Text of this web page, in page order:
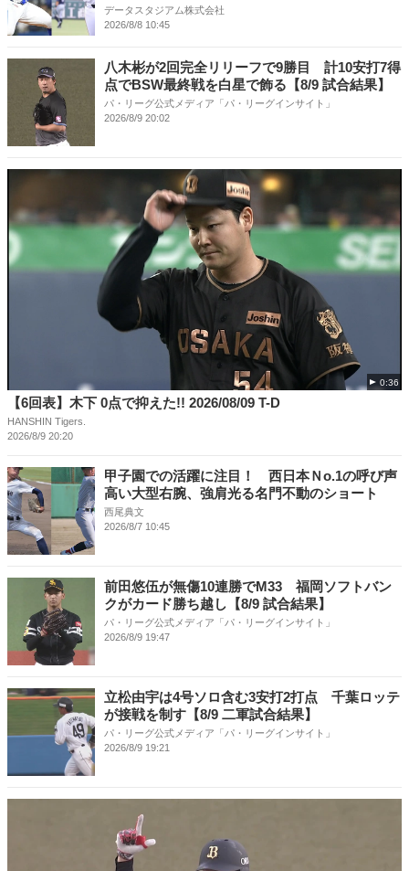
データスタジアム株式会社
2026/8/8 10:45
八木彬が2回完全リリーフで9勝目 計10安打7得
点でBSW最終戦を白星で飾る【8/9 試合結果】
パ・リーグ公式メディア「パ・リーグインサイト」
2026/8/9 20:02
0:36
【6回表】木下 0点で抑えた!! 2026/08/09 T-D
HANSHIN Tigers.
2026/8/9 20:20
甲子園での活躍に注目！ 西日本Ｎo.1の呼び声
高い大型右腕、強肩光る名門不動のショート
西尾典文
2026/8/7 10:45
前田悠伍が無傷10連勝でM33 福岡ソフトバン
クがカード勝ち越し【8/9 試合結果】
パ・リーグ公式メディア「パ・リーグインサイト」
2026/8/9 19:47
立松由宇は4号ソロ含む3安打2打点 千葉ロッテ
が接戦を制す【8/9 二軍試合結果】
パ・リーグ公式メディア「パ・リーグインサイト」
2026/8/9 19:21